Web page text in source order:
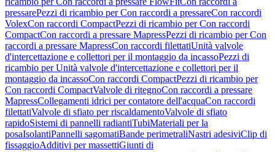
pressarePezzi di ricambio per Con raccordi a pressareCon raccordi
VolexCon raccordi CompactPezzi di ricambio per Con raccordi
CompactCon raccordi a pressare MapressPezzi di ricambio per Con
raccordi a pressare MapressCon raccordi filettatiUnità valvole
d'intercettazione e collettori per il montaggio da incassoPezzi di
ricambio per Unità valvole d'intercettazione e collettori per il
montaggio da incassoCon raccordi CompactPezzi di ricambio per
Con raccordi CompactValvole di ritegnoCon raccordi a pressare
MapressCollegamenti idrici per contatore dell'acquaCon raccordi
filettatiValvole di sfiato per riscaldamentoValvole di sfiato
rapidoSistemi di pannelli radiantiTubiMateriali per la
posaIsolantiPannelli sagomatiBande perimetraliNastri adesiviClip di
fissaggioAdditivi per massettiGiunti di